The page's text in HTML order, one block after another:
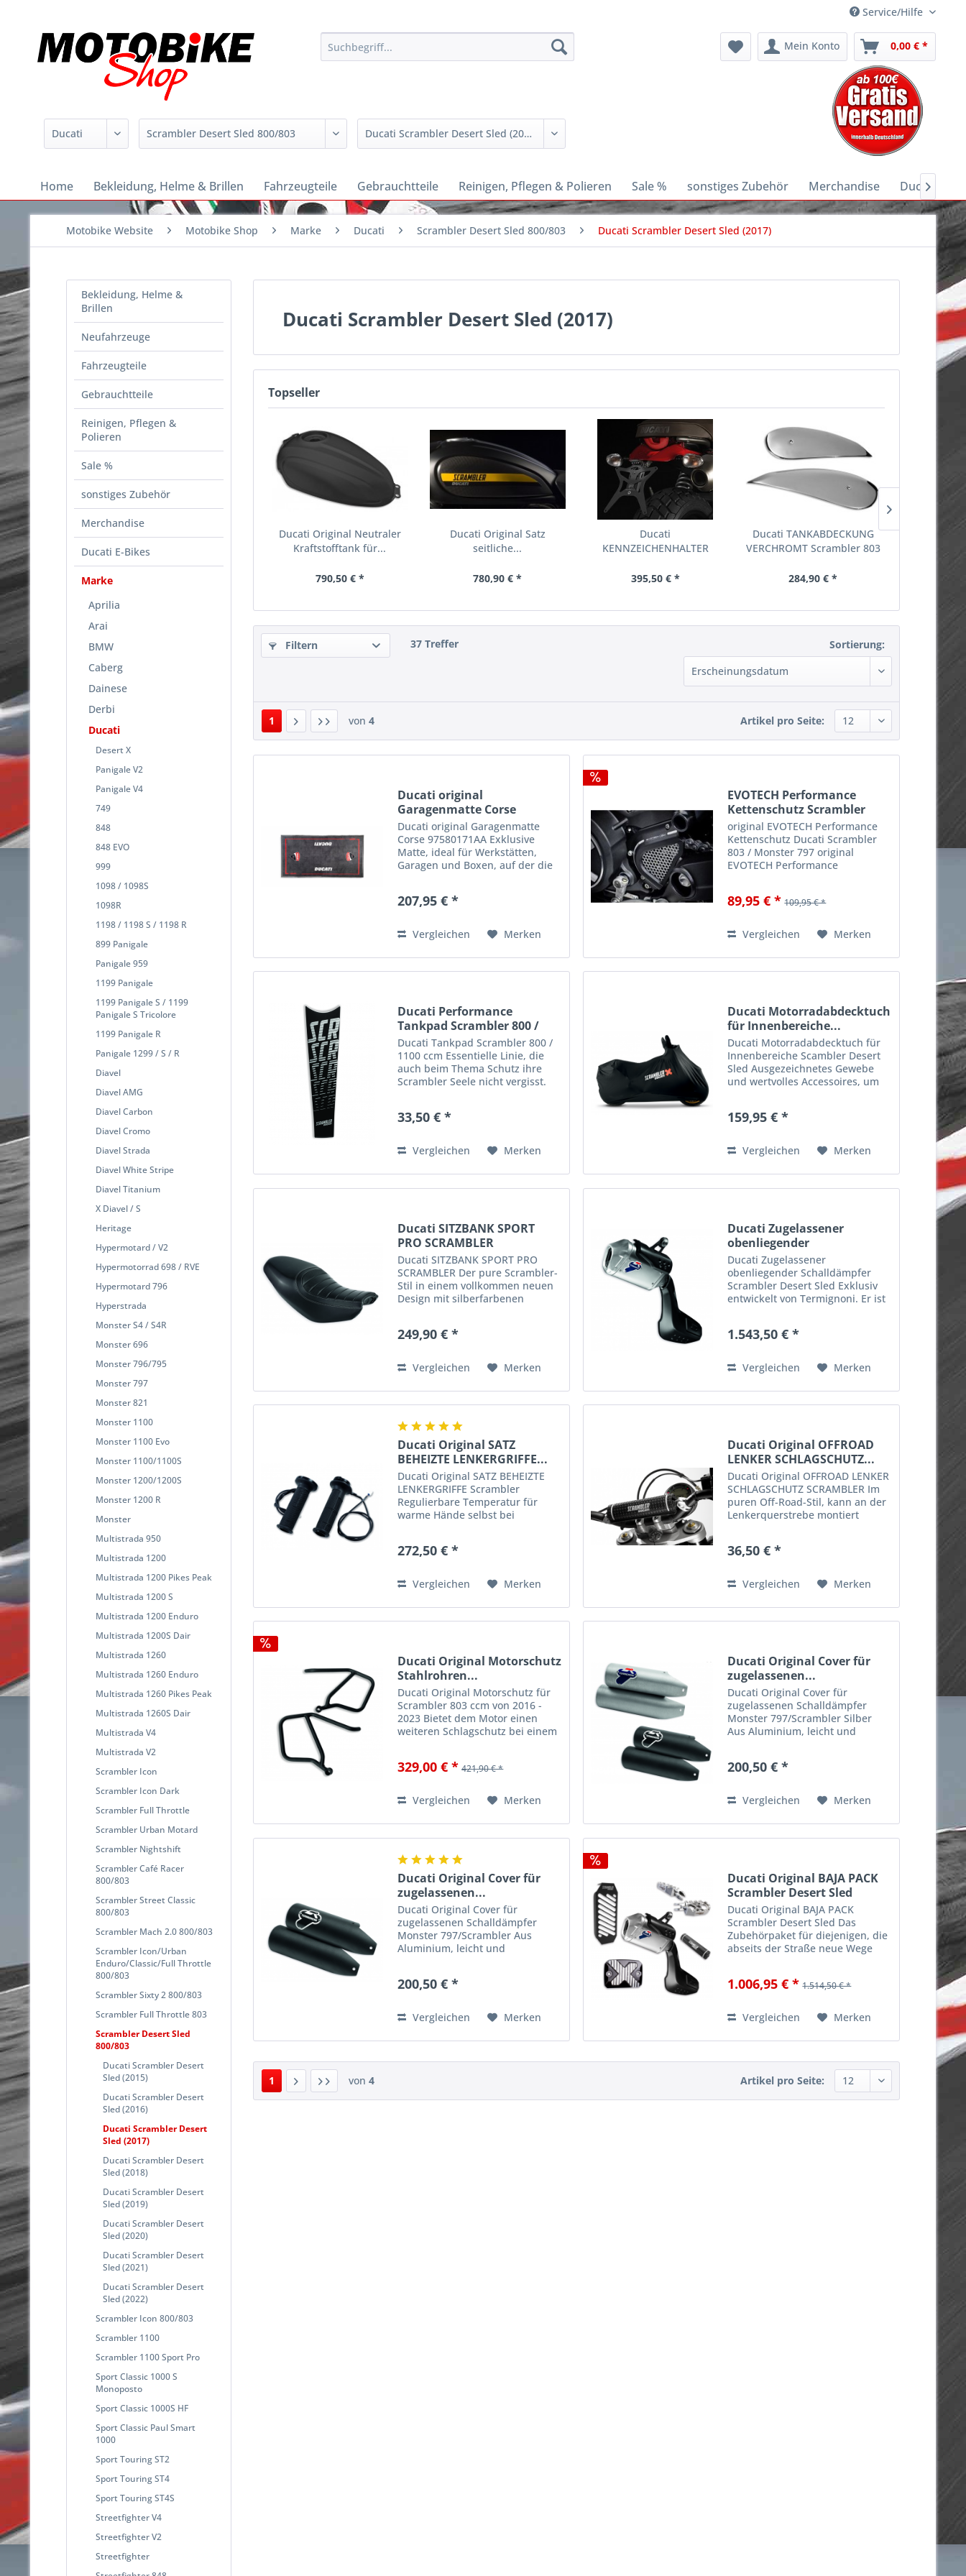
Service/Hilfe
Mein Konto 0,00 € *
Home Bekleidung, Helme & Brillen Fahrzeugteile Gebrauchtteile Reinigen, Pflegen & Polieren Sale % sonstiges Zubehör Merchandise Ducati E-

Motobike Website Motobike Shop Marke Ducati Scrambler Desert Sled 800/803 Ducati Scrambler Desert Sled (2017)
Bekleidung, Helme &
Brillen
Neufahrzeuge
Fahrzeugteile
Gebrauchtteile
Reinigen, Pflegen &
Polieren
Sale %
sonstiges Zubehör
Merchandise
Ducati E-Bikes
Marke
Aprilia
Arai
BMW
Caberg
Dainese
Derbi
Ducati
Desert X
Panigale V2
Panigale V4
749
848
848 EVO
999
1098 / 1098S
1098R
1198 / 1198 S / 1198 R
899 Panigale
Panigale 959
1199 Panigale
1199 Panigale S / 1199
Panigale S Tricolore
1199 Panigale R
Panigale 1299 / S / R
Diavel
Diavel AMG
Diavel Carbon
Diavel Cromo
Diavel Strada
Diavel White Stripe
Diavel Titanium
X Diavel / S
Heritage
Hypermotard / V2
Hypermotorrad 698 / RVE
Hypermotard 796
Hyperstrada
Monster S4 / S4R
Monster 696
Monster 796/795
Monster 797
Monster 821
Monster 1100
Monster 1100 Evo
Monster 1100/1100S
Monster 1200/1200S
Monster 1200 R
Monster
Multistrada 950
Multistrada 1200
Multistrada 1200 Pikes Peak
Multistrada 1200 S
Multistrada 1200 Enduro
Multistrada 1200S Dair
Multistrada 1260
Multistrada 1260 Enduro
Multistrada 1260 Pikes Peak
Multistrada 1260S Dair
Multistrada V4
Multistrada V2
Scrambler Icon
Scrambler Icon Dark
Scrambler Full Throttle
Scrambler Urban Motard
Scrambler Nightshift
Scrambler Café Racer
800/803
Scrambler Street Classic
800/803
Scrambler Mach 2.0 800/803
Scrambler Icon/Urban
Enduro/Classic/Full Throttle
800/803
Scrambler Sixty 2 800/803
Scrambler Full Throttle 803
Scrambler Desert Sled
800/803
Ducati Scrambler Desert
Sled (2015)
Ducati Scrambler Desert
Sled (2016)
Ducati Scrambler Desert
Sled (2017)
Ducati Scrambler Desert
Sled (2018)
Ducati Scrambler Desert
Sled (2019)
Ducati Scrambler Desert
Sled (2020)
Ducati Scrambler Desert
Sled (2021)
Ducati Scrambler Desert
Sled (2022)
Scrambler Icon 800/803
Scrambler 1100
Scrambler 1100 Sport Pro
Sport Classic 1000 S
Monoposto
Sport Classic 1000S HF
Sport Classic Paul Smart
1000
Sport Touring ST2
Sport Touring ST4
Sport Touring ST4S
Streetfighter V4
Streetfighter V2
Streetfighter
Ducati Scrambler Desert Sled (2017)
Topseller
Ducati Original Neutraler
Kraftstofftank für...
790,50 € *
Ducati Original Satz
seitliche...
780,90 € *
Ducati
KENNZEICHENHALTER
395,50 € *
Ducati TANKABDECKUNG
VERCHROMT Scrambler 803
284,90 € *
Filtern 37 Treffer Sortierung:
1 von 4 Artikel pro Seite:
Ducati original
Garagenmatte Corse
97580171AA
Ducati original Garagenmatte
Corse 97580171AA Exklusive
Matte, ideal für Werkstätten,
Garagen und Boxen, auf der die
kompakte, strapazierfähige
Filz...
207,95 € *
Vergleichen Merken
EVOTECH Performance
Kettenschutz Scrambler
803...
original EVOTECH Performance
Kettenschutz Ducati Scrambler
803 / Monster 797 original
EVOTECH Performance
alle Ducati Scrambler 803 ccm
passend...
89,95 € * 109,95 € *
Vergleichen Merken
Ducati Performance
Tankpad Scrambler 800 /
1100
Ducati Tankpad Scrambler 800 /
1100 ccm Essentielle Linie, die
auch beim Thema Schutz ihre
Scrambler Seele nicht vergisst.
aufgeklebt und kann vor kratzer
33,50 € *
Vergleichen Merken
Ducati Motorradabdecktuch
für Innenbereiche...
Ducati Motorradabdecktuch für
Innenbereiche Scambler Desert
Sled Ausgezeichnetes Gewebe
und wertvolles Accessoires, um
Artikelnummer: 97580081A
159,95 € *
Vergleichen Merken
Ducati SITZBANK SPORT
PRO SCRAMBLER
Ducati SITZBANK SPORT PRO
SCRAMBLER Der pure Scrambler-
Stil in einem vollkommen neuen
Design mit silberfarbenen
Fahrer und Beifahrer ein
Standard-Sitzhöhe....
249,90 € *
Vergleichen Merken
Ducati Zugelassener
obenliegender
Schalldämpfer...
Ducati Zugelassener
obenliegender Schalldämpfer
Scrambler Desert Sled Exklusiv
entwickelt von Termignoni. Er ist
und eingehenden Off-Road-Look
Nicht...
1.543,50 € *
Vergleichen Merken
Ducati Original SATZ
BEHEIZTE LENKERGRIFFE...
Ducati Original SATZ BEHEIZTE
LENKERGRIFFE Scrambler
Regulierbare Temperatur für
warme Hände selbst bei
Ansprechen der Gassteuerung.
Teilenummer 96680421B
272,50 € *
Vergleichen Merken
Ducati Original OFFROAD
LENKER SCHLAGSCHUTZ...
Ducati Original OFFROAD LENKER
SCHLAGSCHUTZ SCRAMBLER Im
puren Off-Road-Stil, kann an der
Lenkerquerstrebe montiert
das die Enduro-Seele der
Anmerkungen:...
36,50 € *
Vergleichen Merken
Ducati Original Motorschutz
Stahlrohren...
Ducati Original Motorschutz für
Scrambler 803 ccm von 2016 -
2023 Bietet dem Motor einen
weiteren Schlagschutz bei einem
Icon 2017, 2018, 2019, 2020, 2021,
329,00 € * 421,90 € *
Vergleichen Merken
Ducati Original Cover für
zugelassenen...
Ducati Original Cover für
zugelassenen Schalldämpfer
Monster 797/Scrambler Silber
Aus Aluminium, leicht und
Termignoni in der Farbe, die am
Farbe:...
200,50 € *
Vergleichen Merken
Ducati Original Cover für
zugelassenen...
Ducati Original Cover für
zugelassenen Schalldämpfer
Monster 797/Scrambler Aus
Aluminium, leicht und
Termignoni in der Farbe, die am
Farbe: Schwarz...
200,50 € *
Vergleichen Merken
Ducati Original BAJA PACK
Scrambler Desert Sled
Ducati Original BAJA PACK
Scrambler Desert Sled Das
Zubehörpaket für diejenigen, die
abseits der Straße neue Wege
Wüstenlandschaften Kaliforniens
legendäre Baja...
1.006,95 € * 1.514,50 € *
Vergleichen Merken
1 von 4 Artikel pro Seite: